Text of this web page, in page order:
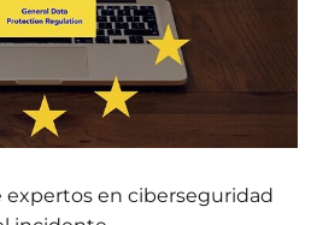
expertos en ciberseguridad